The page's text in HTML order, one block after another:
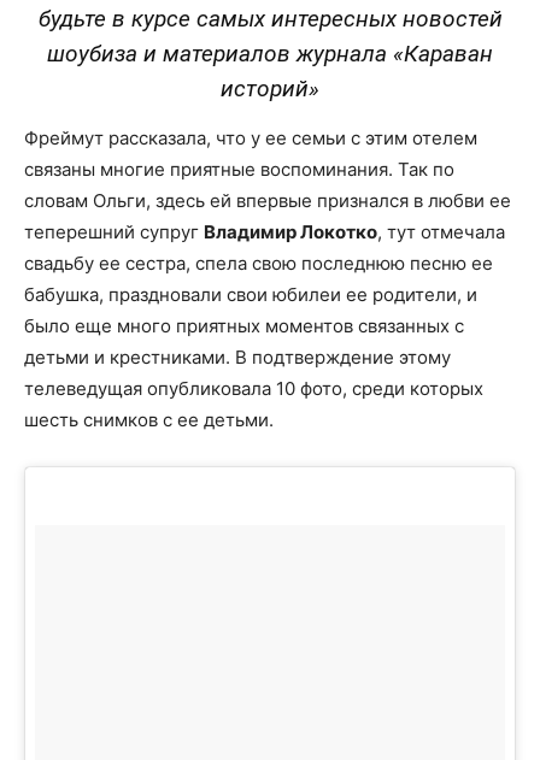
будьте в курсе самых интересных новостей
шоубиза и материалов журнала «Караван
историй»
Фреймут рассказала, что у ее семьи с этим отелем
связаны многие приятные воспоминания. Так по
словам Ольги, здесь ей впервые признался в любви ее
теперешний супруг Владимир Локотко, тут отмечала
свадьбу ее сестра, спела свою последнюю песню ее
бабушка, праздновали свои юбилеи ее родители, и
было еще много приятных моментов связанных с
детьми и крестниками. В подтверждение этому
телеведущая опубликовала 10 фото, среди которых
шесть снимков с ее детьми.